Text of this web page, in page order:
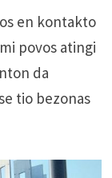
en kontakto
povos atingi
da
tio bezonas